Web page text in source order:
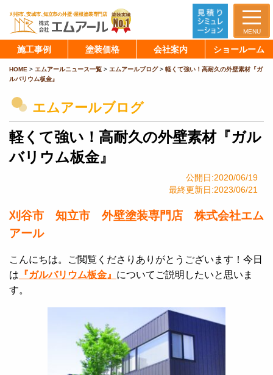
MENU
施工事例 塗装価格 会社案内 ショールーム
HOME > エムアールニュース一覧 > エムアールブログ> 軽くて強い！高耐久の外壁素材『ガ
ルバリウム板金』
エムアールブログ
軽くて強い！高耐久の外壁素材『ガル
バリウム板金』
公開日:2020/06/19
最終更新日:2023/06/21
刈谷市 知立市 外壁塗装専門店 株式会社エム
アール
こんにちは。ご閲覧くださりありがとうございます！今日
は 『ガルバリウム板金』 についてご説明したいと思いま
す。